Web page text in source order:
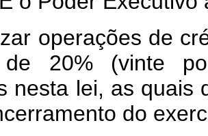
operações de
20% (vinte
nesta lei, as quais
do